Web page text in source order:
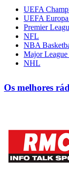
UEFA
UEFA
Premier
NFL
NBA
Major League
NHL
Os melhores